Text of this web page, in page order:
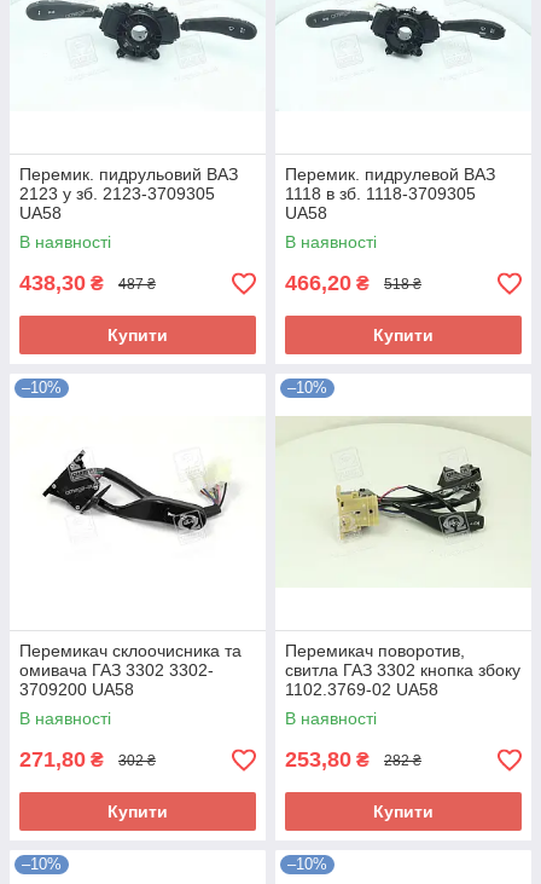
Перемик. пидрульовий ВАЗ
2123 у зб. 2123-3709305
UA58
В наявності
438,30 ₴ 487 ₴
Купити
Перемик. пидрулевой ВАЗ
1118 в зб. 1118-3709305
UA58
В наявності
466,20 ₴ 518 ₴
Купити
–10%
Перемикач склоочисника та
омивача ГАЗ 3302 3302-
3709200 UA58
В наявності
271,80 ₴ 302 ₴
Купити
–10%
Перемикач поворотив,
свитла ГАЗ 3302 кнопка збоку
1102.3769-02 UA58
В наявності
253,80 ₴ 282 ₴
Купити
–10% –10%